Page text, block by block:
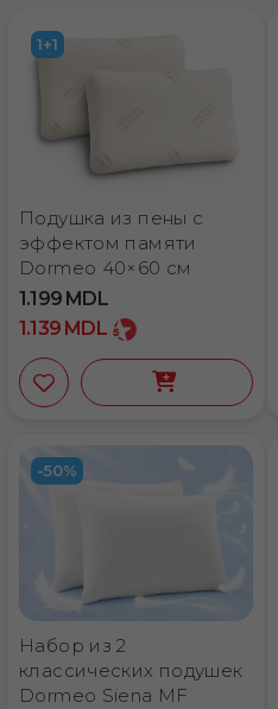
1+1
Подушка из пены с
эффектом памяти
Dormeo 40×60 см
1.199 MDL
1.139 MDL
-50%
Набор из 2
классических подушек
Dormeo Siena MF